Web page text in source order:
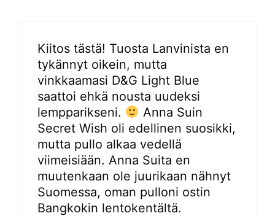
Kiitos tästä! Tuosta Lanvinista en
tykännyt oikein, mutta
vinkkaamasi D&G Light Blue
saattoi ehkä nousta uudeksi
lempparikseni.
Anna Suin
Secret Wish oli edellinen suosikki,
mutta pullo alkaa vedellä
viimeisiään. Anna Suita en
muutenkaan ole juurikaan nähnyt
Suomessa, oman pulloni ostin
Bangkokin lentokentältä.